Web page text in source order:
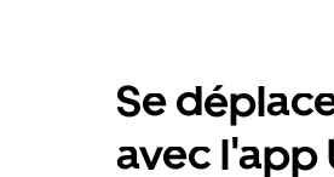
Se
avec l'app